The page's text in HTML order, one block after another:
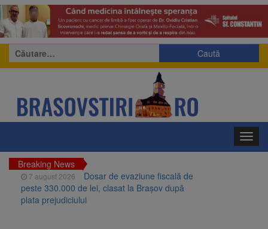
Caută
după:
Breaking News
7 august 2026
Dosar de evaziune fiscală de
peste 330.000 de lei, clasat la Brașov după
plata prejudiciului